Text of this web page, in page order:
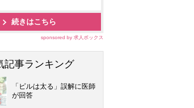
続きはこちら
sponsored by 求人ボックス
記事ランキング
「ピルは太る」誤解に医師
が回答